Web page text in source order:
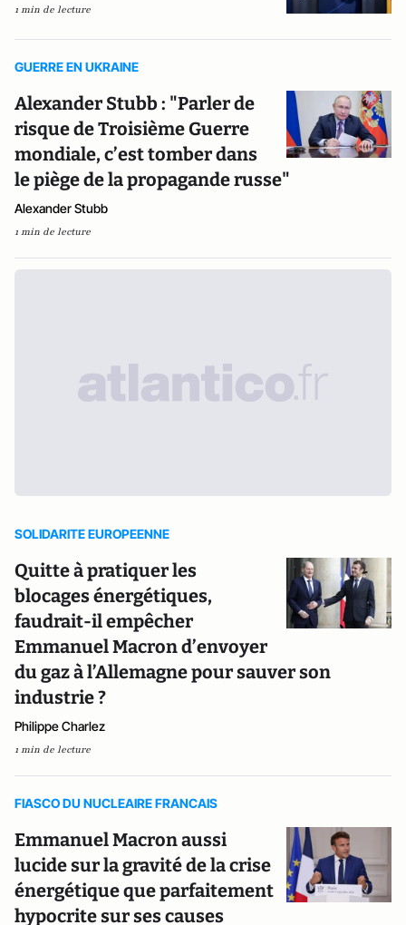
1 min de lecture
GUERRE EN UKRAINE
Alexander Stubb : "Parler de
risque de Troisième Guerre
mondiale, c’est tomber dans
le piège de la propagande russe"
Alexander Stubb
1 min de lecture
SOLIDARITE EUROPEENNE
Quitte à pratiquer les
blocages énergétiques,
faudrait-il empêcher
Emmanuel Macron d’envoyer
du gaz à l’Allemagne pour sauver son
industrie ?
Philippe Charlez
1 min de lecture
FIASCO DU NUCLEAIRE FRANCAIS
Emmanuel Macron aussi
lucide sur la gravité de la crise
énergétique que parfaitement
hypocrite sur ses causes